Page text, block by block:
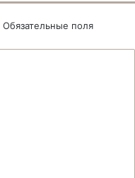
Обязательные поля